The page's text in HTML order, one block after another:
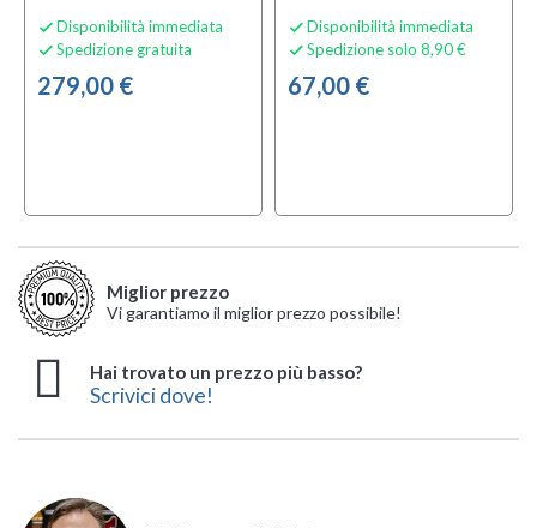
 Disponibilità immediata
 Spedizione gratuita
279,00 €
 Disponibilità immediata
 Spedizione solo 8,90 €
67,00 €
Miglior prezzo
Vi garantiamo il miglior prezzo possibile!
Hai trovato un prezzo più basso?
Scrivici dove!